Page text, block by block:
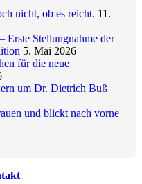
nicht, ob es reicht. 11.
Erste Stellungnahme der
5. Mai 2026
für die neue
um Dr. Dietrich Buß
und blickt nach vorne